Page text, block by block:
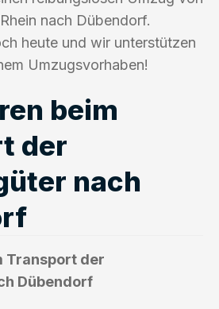
nach Dübendorf.
heute und wir unterstützen
Umzugsvorhaben!
beim
der
nach
Transport der
Dübendorf